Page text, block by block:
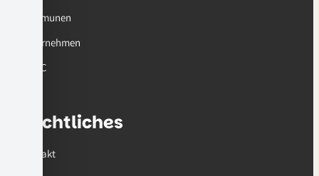
Kommunen
Unternehmen
AMOC
Rechtliches
Kontakt